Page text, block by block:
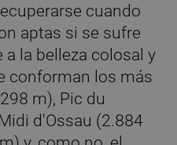
cuando
aptas si se sufre
a la belleza colosal y
conforman los más
m), Pic du
d'Ossau (2.884